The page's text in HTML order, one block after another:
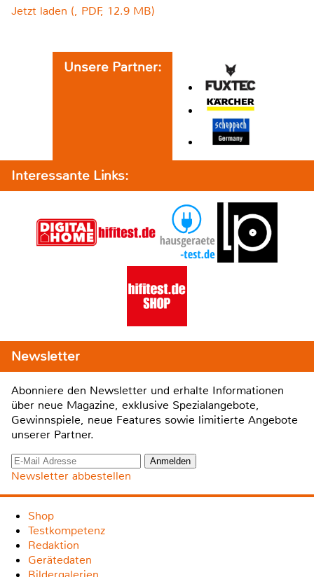
Jetzt laden (, PDF, 12.9 MB)
Unsere Partner:
Interessante Links:
Newsletter
Abonniere den Newsletter und erhalte Informationen
über neue Magazine, exklusive Spezialangebote,
Gewinnspiele, neue Features sowie limitierte Angebote
unserer Partner.
Newsletter abbestellen
Shop
Testkompetenz
Redaktion
Gerätedaten